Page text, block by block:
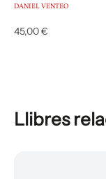
DANIEL VENTEO
45,00 €
Llibres